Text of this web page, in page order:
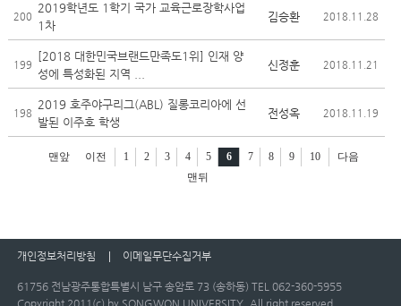
200
2019학년도 1학기 국가 교육근로장학사업
1차
김승환 2018.11.28
199
[2018 대한민국브랜드만족도1위] 인재 양
성에 특성화된 지역 ...
신정훈 2018.11.21
198
2019 호주야구리그(ABL) 질롱코리아에 선
발된 이주호 학생
전성옥 2018.11.19
맨앞 이전 1 2 3 4 5 6 7 8 9 10
다음
맨뒤
개인정보처리방침 이메일무단수집거부
61756 전남광주통합특별시 남구 송암로 73 (송하동) TEL 062-360-5955
Copyright 2011(c) by SONGWON UNIVERSITY. All right reserved.